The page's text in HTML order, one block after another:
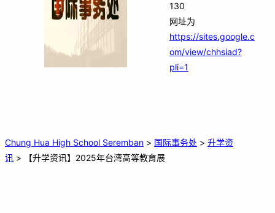
130
网址为
https://sites.google.c
om/view/chhsiad?
pli=1
Chung Hua High School Seremban > 国际事务处 > 升学资
讯 > 【升学资讯】2025年台湾高等教育展